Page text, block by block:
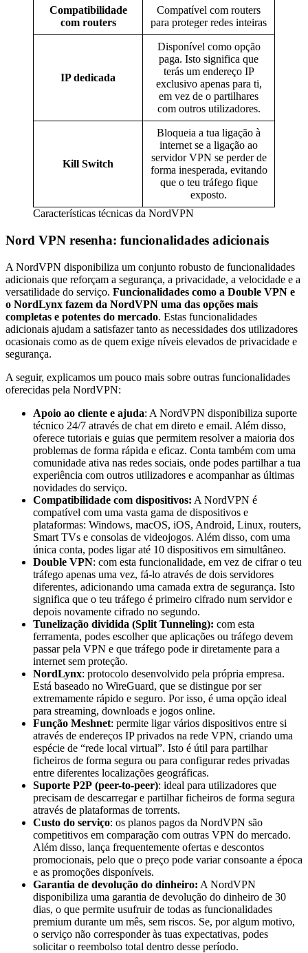
Compatibilidade
com routers
Compatível com routers
para proteger redes inteiras
IP dedicada
Disponível como opção
paga. Isto significa que
terás um endereço IP
exclusivo apenas para ti,
em vez de o partilhares
com outros utilizadores.
Kill Switch
Bloqueia a tua ligação à
internet se a ligação ao
servidor VPN se perder de
forma inesperada, evitando
que o teu tráfego fique
exposto.
Características técnicas da NordVPN
Nord VPN resenha: funcionalidades adicionais
A NordVPN disponibiliza um conjunto robusto de funcionalidades
adicionais que reforçam a segurança, a privacidade, a velocidade e a
versatilidade do serviço. Funcionalidades como a Double VPN e
o NordLynx fazem da NordVPN uma das opções mais
completas e potentes do mercado. Estas funcionalidades
adicionais ajudam a satisfazer tanto as necessidades dos utilizadores
ocasionais como as de quem exige níveis elevados de privacidade e
segurança.
A seguir, explicamos um pouco mais sobre outras funcionalidades
oferecidas pela NordVPN:
Apoio ao cliente e ajuda: A NordVPN disponibiliza suporte
técnico 24/7 através de chat em direto e email. Além disso,
oferece tutoriais e guias que permitem resolver a maioria dos
problemas de forma rápida e eficaz. Conta também com uma
comunidade ativa nas redes sociais, onde podes partilhar a tua
experiência com outros utilizadores e acompanhar as últimas
novidades do serviço.
Compatibilidade com dispositivos: A NordVPN é
compatível com uma vasta gama de dispositivos e
plataformas: Windows, macOS, iOS, Android, Linux, routers,
Smart TVs e consolas de videojogos. Além disso, com uma
única conta, podes ligar até 10 dispositivos em simultâneo.
Double VPN: com esta funcionalidade, em vez de cifrar o teu
tráfego apenas uma vez, fá-lo através de dois servidores
diferentes, adicionando uma camada extra de segurança. Isto
significa que o teu tráfego é primeiro cifrado num servidor e
depois novamente cifrado no segundo.
Tunelização dividida (Split Tunneling): com esta
ferramenta, podes escolher que aplicações ou tráfego devem
passar pela VPN e que tráfego pode ir diretamente para a
internet sem proteção.
NordLynx: protocolo desenvolvido pela própria empresa.
Está baseado no WireGuard, que se distingue por ser
extremamente rápido e seguro. Por isso, é uma opção ideal
para streaming, downloads e jogos online.
Função Meshnet: permite ligar vários dispositivos entre si
através de endereços IP privados na rede VPN, criando uma
espécie de “rede local virtual”. Isto é útil para partilhar
ficheiros de forma segura ou para configurar redes privadas
entre diferentes localizações geográficas.
Suporte P2P (peer-to-peer): ideal para utilizadores que
precisam de descarregar e partilhar ficheiros de forma segura
através de plataformas de torrents.
Custo do serviço: os planos pagos da NordVPN são
competitivos em comparação com outras VPN do mercado.
Além disso, lança frequentemente ofertas e descontos
promocionais, pelo que o preço pode variar consoante a época
e as promoções disponíveis.
Garantia de devolução do dinheiro: A NordVPN
disponibiliza uma garantia de devolução do dinheiro de 30
dias, o que permite usufruir de todas as funcionalidades
premium durante um mês, sem riscos. Se, por algum motivo,
o serviço não corresponder às tuas expectativas, podes
solicitar o reembolso total dentro desse período.